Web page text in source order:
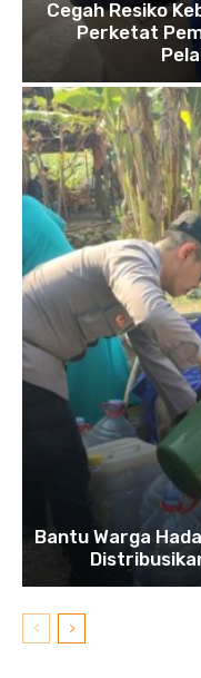
Cegah Resiko
Perketat
Bantu Warga